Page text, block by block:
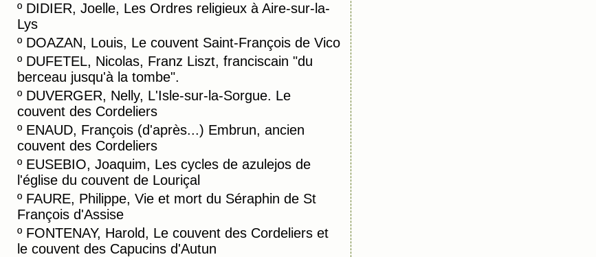
º DIDIER, Joelle, Les Ordres religieux à Aire-sur-la-
Lys
º DOAZAN, Louis, Le couvent Saint-François de Vico
º DUFETEL, Nicolas, Franz Liszt, franciscain "du
berceau jusqu'à la tombe".
º DUVERGER, Nelly, L'Isle-sur-la-Sorgue. Le
couvent des Cordeliers
º ENAUD, François (d'après...) Embrun, ancien
couvent des Cordeliers
º EUSEBIO, Joaquim, Les cycles de azulejos de
l'église du couvent de Louriçal
º FAURE, Philippe, Vie et mort du Séraphin de St
François d'Assise
º FONTENAY, Harold, Le couvent des Cordeliers et
le couvent des Capucins d'Autun